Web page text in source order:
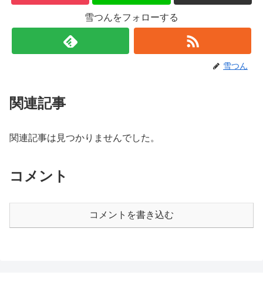
雪つんをフォローする
雪つん
関連記事
関連記事は見つかりませんでした。
コメント
コメントを書き込む